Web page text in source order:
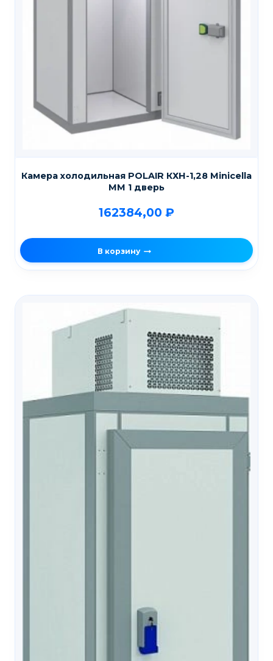
Камера холодильная POLAIR КХН-1,28 Мinicellа
ММ 1 дверь
162384,00 ₽
В корзину